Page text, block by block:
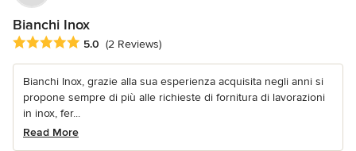
Bianchi Inox
Average rating: 5 out of 5 stars
5.0 (2 Reviews)
Bianchi Inox, grazie alla sua esperienza acquisita negli anni si
propone sempre di più alle richieste di fornitura di lavorazioni
in inox, fer...
Read More